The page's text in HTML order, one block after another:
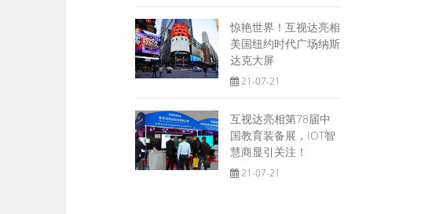
惊艳世界！互视达亮相
美国纽约时代广场纳斯
达克大屏
21-07-21
互视达亮相第78届中
国教育装备展，IOT智
慧商显引关注！
21-07-21